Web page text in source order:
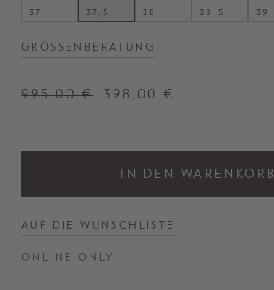
37 37,5 38 38,5 39
GRÖSSENBERATUNG
995,00 € 398,00 €
IN DEN WARENKORB
AUF DIE WUNSCHLISTE
ONLINE ONLY